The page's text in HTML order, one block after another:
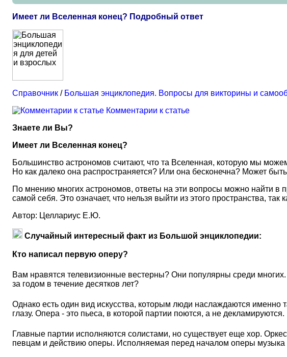
Имеет ли Вселенная конец? Подробный ответ
Справочник / Большая энциклопедия. Вопросы для викторины и
Комментарии к статье
Знаете ли Вы?
Имеет ли Вселенная конец?
Большинство астрономов считают, что та Вселенная, которую мы
Но как далеко она распространяется? Или она бесконечна? Может
По мнению многих астрономов, ответы на эти вопросы можно найти в
самой себя. Это означает, что нельзя выйти из этого пространства,
Автор: Целлариус Е.Ю.
Случайный интересный факт из Большой энциклопедии:
Кто написал первую оперу?
Вам нравятся телевизионные вестерны? Они популярны среди
за годом в течение десятков лет?
Однако есть один вид искусства, которым люди наслаждаются именно
глазу. Опера - это пьеса, в которой партии поются, а не декламируются.
Главные партии исполняются солистами, но существует еще хор.
певцам и действию оперы. Исполняемая перед началом оперы